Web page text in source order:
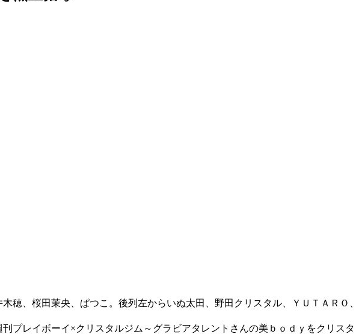
穂、桜田茉央、ぱつこ。後列左からいぬ太田、野田クリスタル、ＹＵＴＡＲＯ、
レイボーイ×クリスタルジム～グラビアタレントさんの美ｂｏｄｙをクリスタ